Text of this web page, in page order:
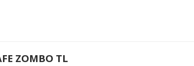
ZOMBO TL